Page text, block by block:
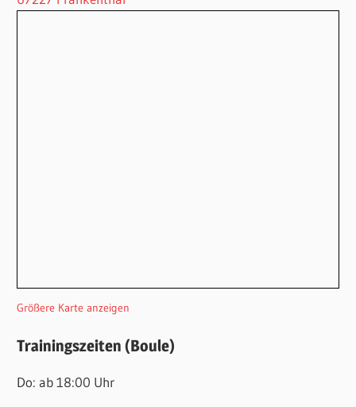
Größere Karte anzeigen
Trainingszeiten (Boule)
Do: ab 18:00 Uhr